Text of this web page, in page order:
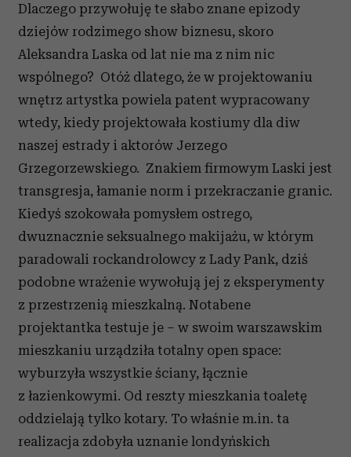
Dlaczego przywołuję te słabo znane epizody
dziejów rodzimego show biznesu, skoro
Aleksandra Laska od lat nie ma z nim nic
wspólnego? Otóż dlatego, że w projektowaniu
wnętrz artystka powiela patent wypracowany
wtedy, kiedy projektowała kostiumy dla diw
naszej estrady i aktorów Jerzego
Grzegorzewskiego. Znakiem firmowym Laski jest
transgresja, łamanie norm i przekraczanie granic.
Kiedyś szokowała pomysłem ostrego,
dwuznacznie seksualnego makijażu, w którym
paradowali rockandrolowcy z Lady Pank, dziś
podobne wrażenie wywołują jej z eksperymenty
z przestrzenią mieszkalną. Notabene
projektantka testuje je – w swoim warszawskim
mieszkaniu urządziła totalny open space:
wyburzyła wszystkie ściany, łącznie
z łazienkowymi. Od reszty mieszkania toaletę
oddzielają tylko kotary. To właśnie m.in. ta
realizacja zdobyła uznanie londyńskich